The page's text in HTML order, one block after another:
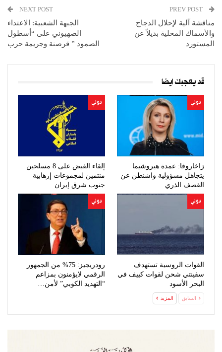
مناقشة آلية لإحلال الدجاج
والأسماك المحلية بديلاً عن
المستورد
NEXT POST
الجبهة الشعبية: الاعتداء
الصهيوني على “أسطول
الصمود ” قرصنة وجريمة حرب
قد يعجبك ايضا
دولي
زاخاروفا: عمدة هيروشيما
يتجاهل مسؤولية واشنطن عن
القصف الذري
دولي
إلقاء القبض على 8 مسلحين
منتمين لمجموعات إرهابية
جنوب شرق إيران
دولي
القوات الروسية تستهدف
سفينتي شحن لقوات كييف في
البحر الأسود
دولي
رودريجيز: 75% من الجمهور
الرقمي لايؤمنون بمزاعم
“التهديد الكوبي” لأمن…
السابق المزيد